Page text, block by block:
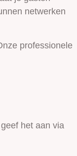
netwerken
professionele
het aan via